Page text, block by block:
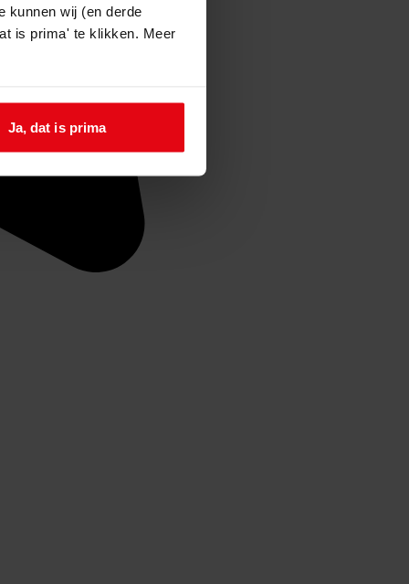
kunnen wij (en derde
is prima' te klikken. Meer
Ja, dat is prima